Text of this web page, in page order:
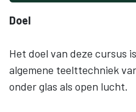
Doel
Het doel van deze cursus
algemene teelttechniek
onder glas als open lucht.